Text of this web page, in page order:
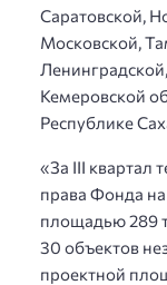
Саратовской,
Московской,
Кемеровской
Республике
«За III квартал
права Фонда
площадью 289
30 объектов
проектной